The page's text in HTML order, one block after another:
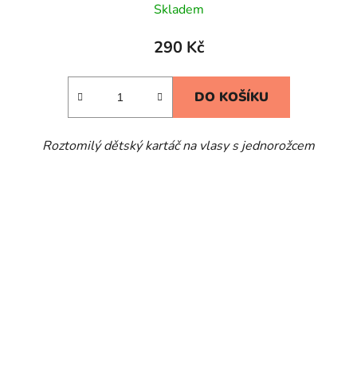
Skladem
290 Kč
DO KOŠÍKU
Roztomilý dětský kartáč na vlasy s jednorožcem